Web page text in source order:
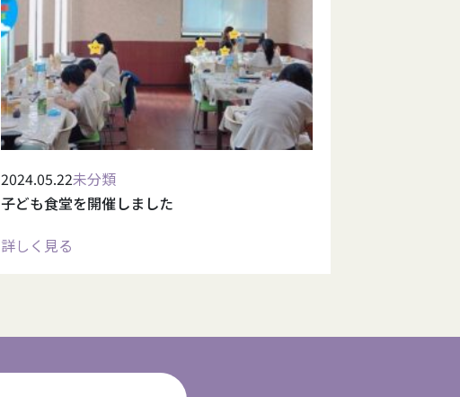
2024.05.22未分類
子ども食堂を開催しました
詳しく見る